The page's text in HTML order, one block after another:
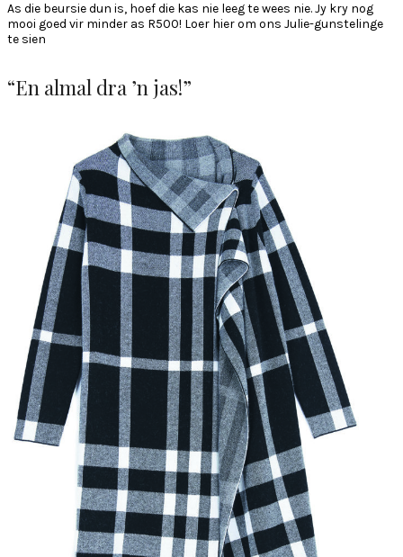
As die beursie dun is, hoef die kas nie leeg te wees nie. Jy kry nog
mooi goed vir minder as R500! Loer hier om ons Julie-gunstelinge
te sien
“En almal dra ’n jas!”